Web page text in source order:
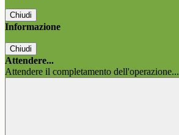
Chiudi
Informazione
Chiudi
Attendere...
Attendere il completamento dell'operazione...